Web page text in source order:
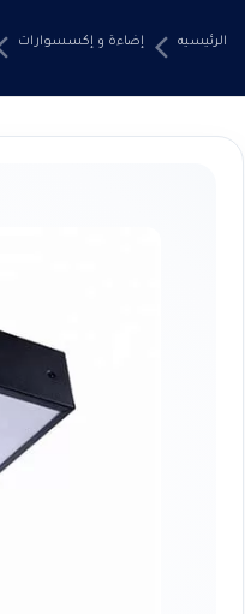
الرئيسيه إضاءة و إكسسوارات